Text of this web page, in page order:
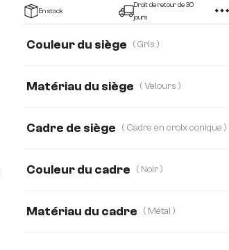
En stock
Droit de retour de 30
jours
Couleur du siège ( Gris )
Matériau du siège ( Velours )
Plüsch Teddystoff Velours côtelé
microfibre/bouclé, Tissu microfibre
Cadre de siège ( Cadre en croix conique )
Couleur du cadre ( Noir )
Matériau du cadre ( Métal )